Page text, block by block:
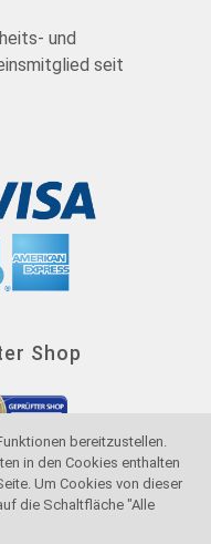
bereitzustellen.
in den Cookies enthalten
Um Cookies von dieser
die Schaltfläche "Alle
und
seit
Shop